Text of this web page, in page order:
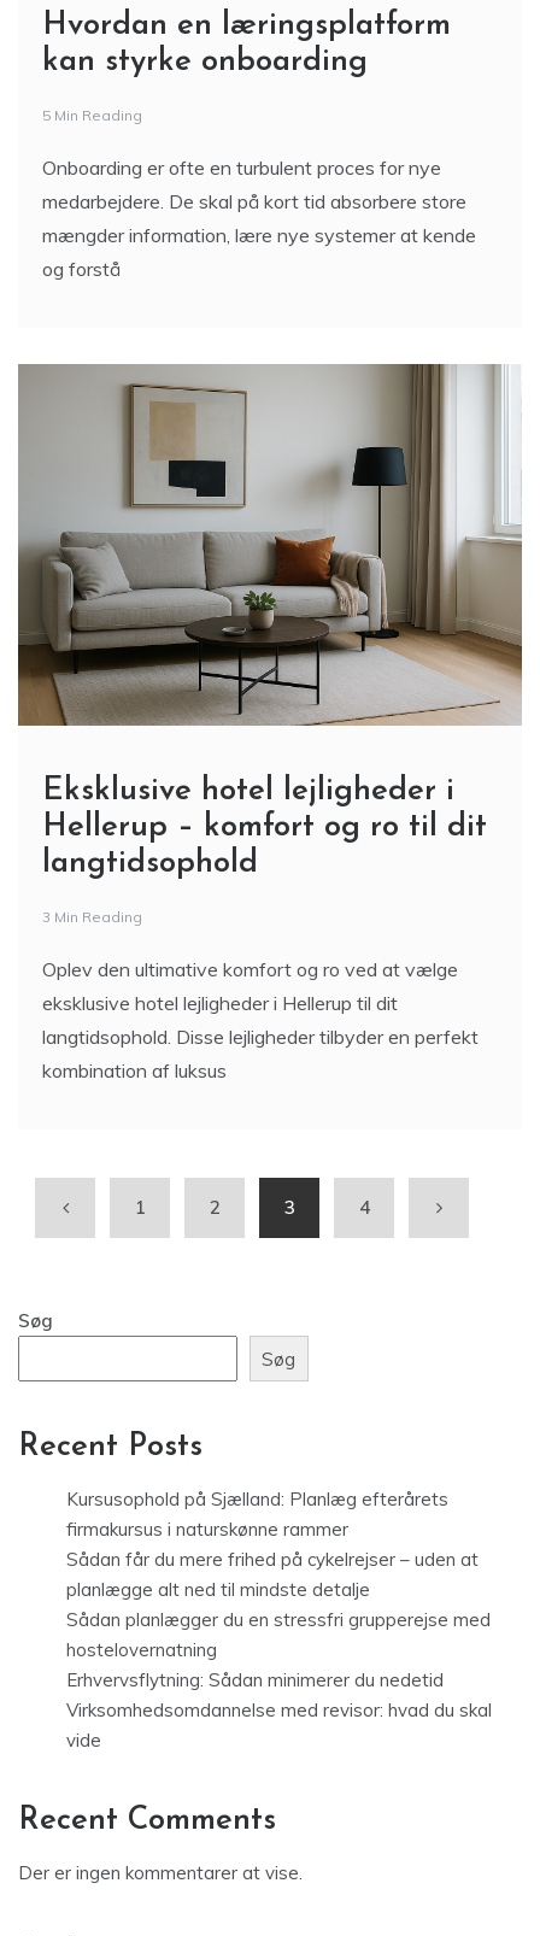
Hvordan en læringsplatform
kan styrke onboarding
5 Min Reading
Onboarding er ofte en turbulent proces for nye
medarbejdere. De skal på kort tid absorbere store
mængder information, lære nye systemer at kende
og forstå
Eksklusive hotel lejligheder i
Hellerup – komfort og ro til dit
langtidsophold
3 Min Reading
Oplev den ultimative komfort og ro ved at vælge
eksklusive hotel lejligheder i Hellerup til dit
langtidsophold. Disse lejligheder tilbyder en perfekt
kombination af luksus
1 2 3 4
Søg
Søg
Recent Posts
Kursusophold på Sjælland: Planlæg efterårets
firmakursus i naturskønne rammer
Sådan får du mere frihed på cykelrejser – uden at
planlægge alt ned til mindste detalje
Sådan planlægger du en stressfri grupperejse med
hostelovernatning
Erhvervsflytning: Sådan minimerer du nedetid
Virksomhedsomdannelse med revisor: hvad du skal
vide
Recent Comments
Der er ingen kommentarer at vise.